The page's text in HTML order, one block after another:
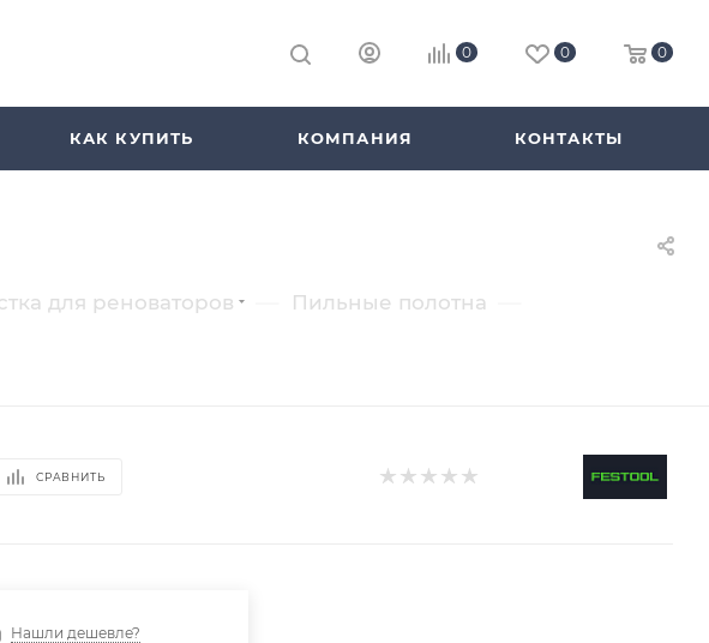
0 0 0
КАК КУПИТЬ КОМПАНИЯ КОНТАКТЫ
для реноваторов Пильные полотна
СРАВНИТЬ
Нашли дешевле?